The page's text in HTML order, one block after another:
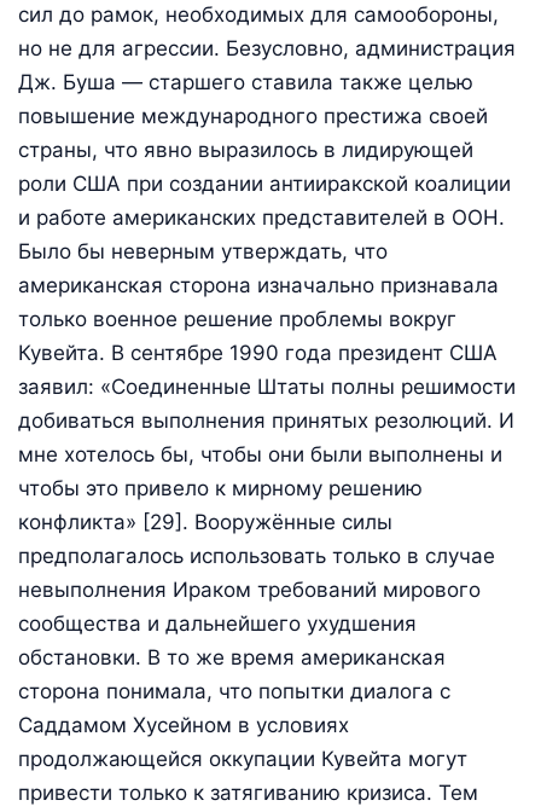
сил до рамок, необходимых для самообороны,
но не для агрессии. Безусловно, администрация
Дж. Буша — старшего ставила также целью
повышение международного престижа своей
страны, что явно выразилось в лидирующей
роли США при создании антииракской коалиции
и работе американских представителей в ООН.
Было бы неверным утверждать, что
американская сторона изначально признавала
только военное решение проблемы вокруг
Кувейта. В сентябре 1990 года президент США
заявил: «Соединенные Штаты полны решимости
добиваться выполнения принятых резолюций. И
мне хотелось бы, чтобы они были выполнены и
чтобы это привело к мирному решению
конфликта» [29]. Вооружённые силы
предполагалось использовать только в случае
невыполнения Ираком требований мирового
сообщества и дальнейшего ухудшения
обстановки. В то же время американская
сторона понимала, что попытки диалога с
Саддамом Хусейном в условиях
продолжающейся оккупации Кувейта могут
привести только к затягиванию кризиса. Тем